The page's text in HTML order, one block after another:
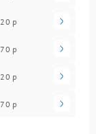
р
р
р
р